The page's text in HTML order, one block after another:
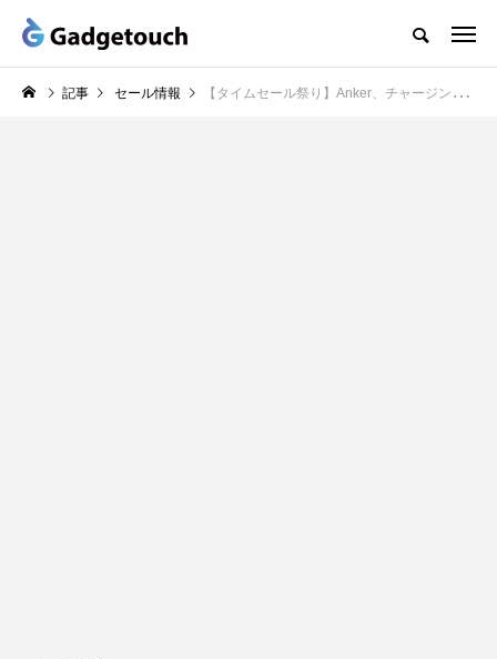
記事 セール情報 【タイムセール祭り】Anker、チャージング関連製品やオーディオ・家電製品などがセール中（8/29まで）